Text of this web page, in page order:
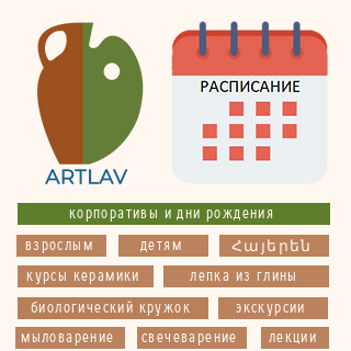
корпоративы и дни рождения
детям
взрослым Հայերեն
мыловарение свечеварение
экскурсии
лепка из глины
лекции
биологический кружок
курсы керамики